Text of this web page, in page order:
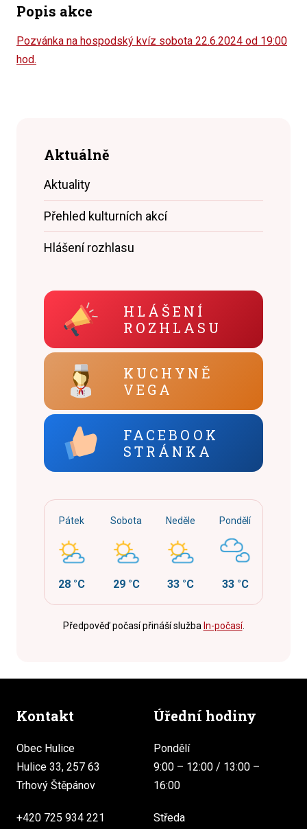
Popis akce
Pozvánka na hospodský kvíz sobota 22.6.2024 od 19:00
hod.
Aktuálně
Aktuality
Přehled kulturních akcí
Hlášení rozhlasu
HLÁŠENÍ
ROZHLASU
KUCHYNĚ
VEGA
FACEBOOK
STRÁNKA
Pátek
28 °C
Sobota
29 °C
Neděle
33 °C
Pondělí
33 °C
Předpověď počasí přináší služba In-počasí.
Kontakt
Obec Hulice
Hulice 33, 257 63
Trhový Štěpánov
+420 725 934 221
Úřední hodiny
Pondělí
9:00 – 12:00 / 13:00 –
16:00
Středa